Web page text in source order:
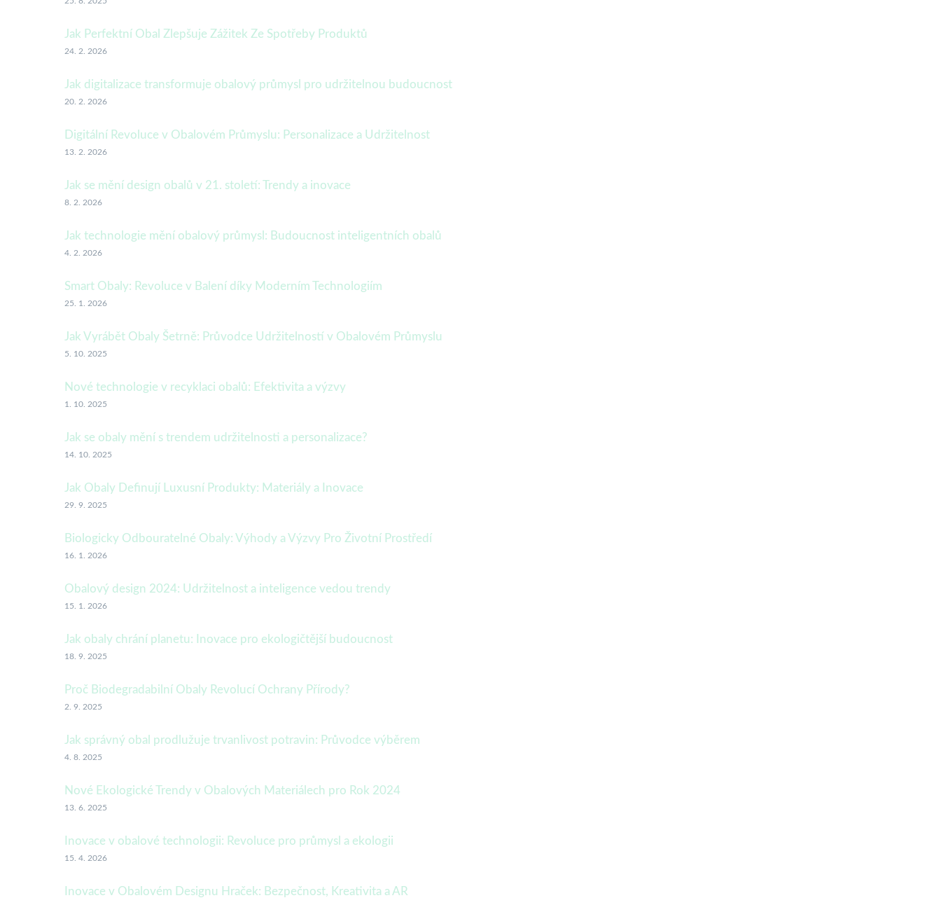
Jak Perfektní Obal Zlepšuje Zážitek Ze Spotřeby Produktů
24. 2. 2026
Jak digitalizace transformuje obalový průmysl pro udržitelnou budoucnost
20. 2. 2026
Digitální Revoluce v Obalovém Průmyslu: Personalizace a Udržitelnost
13. 2. 2026
Jak se mění design obalů v 21. století: Trendy a inovace
8. 2. 2026
Jak technologie mění obalový průmysl: Budoucnost inteligentních obalů
4. 2. 2026
Smart Obaly: Revoluce v Balení díky Moderním Technologiím
25. 1. 2026
Jak Vyrábět Obaly Šetrně: Průvodce Udržitelností v Obalovém Průmyslu
5. 10. 2025
Nové technologie v recyklaci obalů: Efektivita a výzvy
1. 10. 2025
Jak se obaly mění s trendem udržitelnosti a personalizace?
14. 10. 2025
Jak Obaly Definují Luxusní Produkty: Materiály a Inovace
29. 9. 2025
Biologicky Odbouratelné Obaly: Výhody a Výzvy Pro Životní Prostředí
16. 1. 2026
Obalový design 2024: Udržitelnost a inteligence vedou trendy
15. 1. 2026
Jak obaly chrání planetu: Inovace pro ekologičtější budoucnost
18. 9. 2025
Proč Biodegradabilní Obaly Revolucí Ochrany Přírody?
2. 9. 2025
Jak správný obal prodlužuje trvanlivost potravin: Průvodce výběrem
4. 8. 2025
Nové Ekologické Trendy v Obalových Materiálech pro Rok 2024
13. 6. 2025
Inovace v obalové technologii: Revoluce pro průmysl a ekologii
15. 4. 2026
Inovace v Obalovém Designu Hraček: Bezpečnost, Kreativita a AR